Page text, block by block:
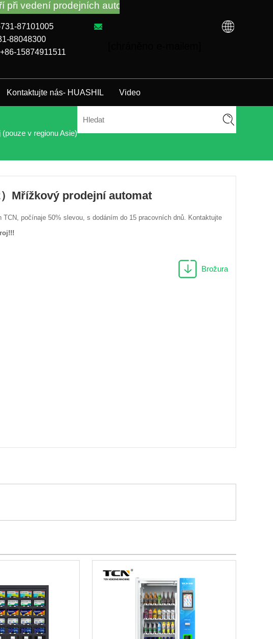
87101005
88048300
15874911511
Kontaktujte nás- HUASHIL Video
(pouze v regionu Asie)
Mřížkový prodejní automat
TCN, počínaje 50% slevou, s dodáním do 15 pracovních dnů. Kontaktujte
Brožura
prodejních automatů a řešení problémů bez ohledu